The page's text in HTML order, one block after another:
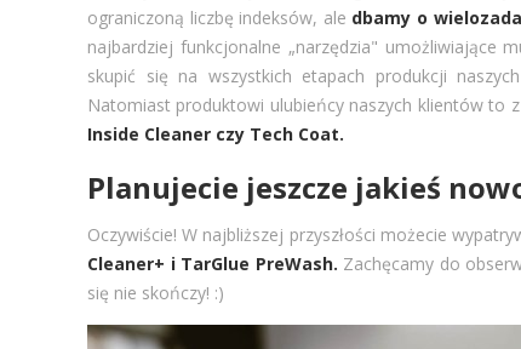
ograniczoną liczbę indeksów, ale dbamy o
najbardziej funkcjonalne „narzędzia" umożliwiające
skupić się na wszystkich etapach produkcji
Natomiast produktowi ulubieńcy naszych klientów to
Inside Cleaner czy Tech Coat.
Planujecie jeszcze jakieś
Oczywiście! W najbliższej przyszłości możecie
Cleaner+ i TarGlue PreWash. Zachęcamy do
się nie skończy! :)